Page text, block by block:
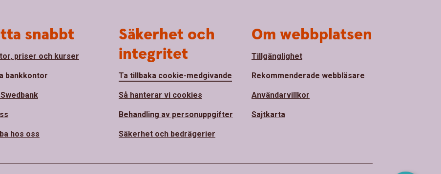
snabbt
priser och kurser
bankkontor
hos oss
Säkerhet och
integritet
Ta tillbaka cookie-medgivande
Så hanterar vi cookies
Behandling av personuppgifter
Säkerhet och bedrägerier
Om webbplatsen
Tillgänglighet
Rekommenderade webbläsare
Användarvillkor
Sajtkarta